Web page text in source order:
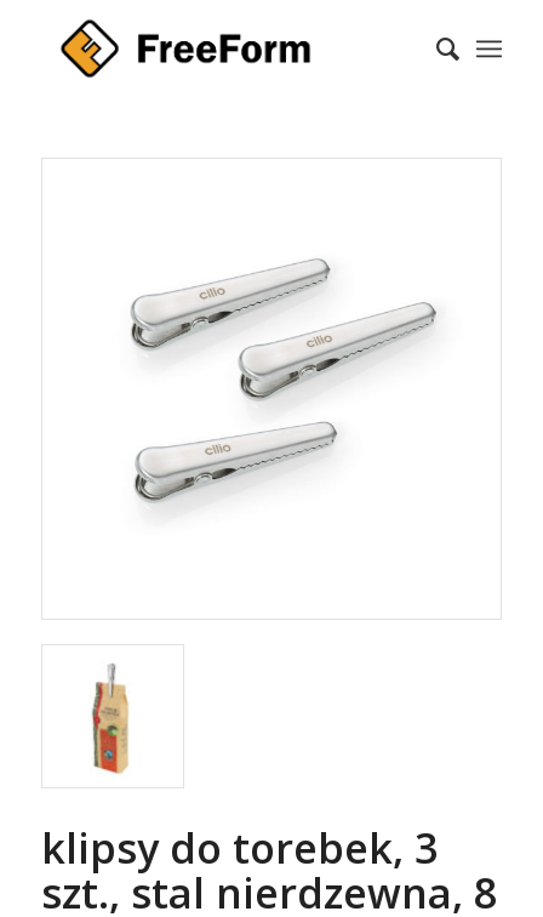
klipsy do torebek, 3
szt., stal nierdzewna, 8